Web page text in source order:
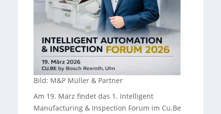
Bild: M&P Müller & Partner
Am 19. März findet das 1. Intelligent
Manufacturing & Inspection Forum im Cu.Be